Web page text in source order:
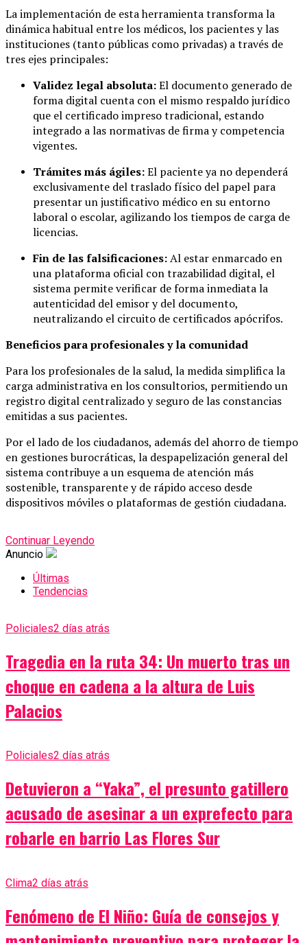
La implementación de esta herramienta transforma la
dinámica habitual entre los médicos, los pacientes y las
instituciones (tanto públicas como privadas) a través de
tres ejes principales:
Validez legal absoluta:El documento generado de
forma digital cuenta con el mismo respaldo jurídico
que el certificado impreso tradicional, estando
integrado a las normativas de firma y competencia
vigentes.
Trámites más ágiles:El paciente ya no dependerá
exclusivamente del traslado físico del papel para
presentar un justificativo médico en su entorno
laboral o escolar, agilizando los tiempos de carga de
licencias.
Fin de las falsificaciones:Al estar enmarcado en
una plataforma oficial con trazabilidad digital, el
sistema permite verificar de forma inmediata la
autenticidad del emisor y del documento,
neutralizando el circuito de certificados apócrifos.
Beneficios para profesionales y la comunidad
Para los profesionales de la salud, la medida simplifica la
carga administrativa en los consultorios, permitiendo un
registro digital centralizado y seguro de las constancias
emitidas a sus pacientes.
Por el lado de los ciudadanos, además del ahorro de tiempo
en gestiones burocráticas, la despapelización general del
sistema contribuye a un esquema de atención más
sostenible, transparente y de rápido acceso desde
dispositivos móviles o plataformas de gestión ciudadana.
Continuar Leyendo
Anuncio
Últimas
Tendencias
Policiales2 días atrás
Tragedia en la ruta 34: Un muerto tras un
choque en cadena a la altura de Luis
Palacios
Policiales2 días atrás
Detuvieron a “Yaka”, el presunto gatillero
acusado de asesinar a un exprefecto para
robarle en barrio Las Flores Sur
Clima2 días atrás
Fenómeno de El Niño: Guía de consejos y